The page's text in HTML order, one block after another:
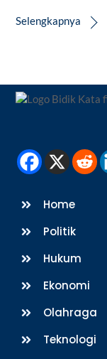
Selengkapnya
Back
Home
Politik
Hukum
Ekonomi
Olahraga
Teknologi